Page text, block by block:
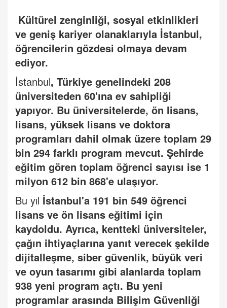
Kültürel zenginliği, sosyal etkinlikleri
ve geniş kariyer olanaklarıyla İstanbul,
öğrencilerin gözdesi olmaya devam
ediyor.
İstanbul, Türkiye genelindeki 208
üniversiteden 60'ına ev sahipliği
yapıyor. Bu üniversitelerde, ön lisans,
lisans, yüksek lisans ve doktora
programları dahil olmak üzere toplam 29
bin 294 farklı program mevcut. Şehirde
eğitim gören toplam öğrenci sayısı ise 1
milyon 612 bin 868'e ulaşıyor.
Bu yıl İstanbul'a 191 bin 549 öğrenci
lisans ve ön lisans eğitimi için
kaydoldu. Ayrıca, kentteki üniversiteler,
çağın ihtiyaçlarına yanıt verecek şekilde
dijitalleşme, siber güvenlik, büyük veri
ve oyun tasarımı gibi alanlarda toplam
938 yeni program açtı. Bu yeni
programlar arasında Bilişim Güvenliği